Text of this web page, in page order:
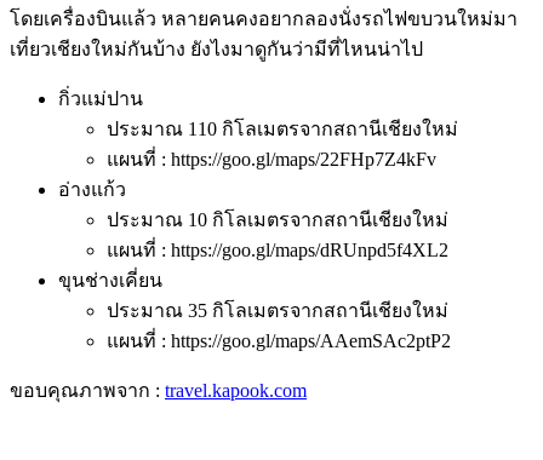
โดยเครื่องบินแล้ว หลายคนคงอยากลองนั่งรถไฟขบวนใหม่มา
เที่ยวเชียงใหม่กันบ้าง ยังไงมาดูกันว่ามีที่ไหนน่าไป
กิ่วแม่ปาน
ประมาณ 110 กิโลเมตรจากสถานีเชียงใหม่
แผนที่ : https://goo.gl/maps/22FHp7Z4kFv
อ่างแก้ว
ประมาณ 10 กิโลเมตรจากสถานีเชียงใหม่
แผนที่ : https://goo.gl/maps/dRUnpd5f4XL2
ขุนช่างเคี่ยน
ประมาณ 35 กิโลเมตรจากสถานีเชียงใหม่
แผนที่ : https://goo.gl/maps/AAemSAc2ptP2
ขอบคุณภาพจาก : travel.kapook.com